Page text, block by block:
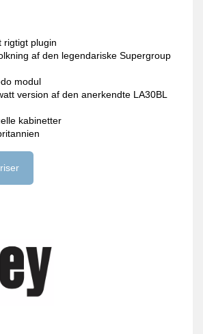
rigtigt plugin
af den legendariske Supergroup
modul
version af den anerkendte LA30BL
kabinetter